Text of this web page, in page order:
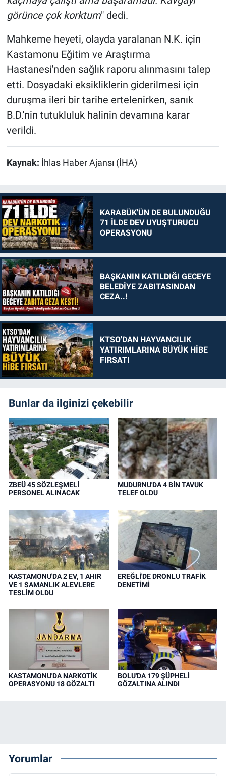
görünce çok korktum" dedi.
Mahkeme heyeti, olayda yaralanan N.K. için
Kastamonu Eğitim ve Araştırma
Hastanesi'nden sağlık raporu alınmasını talep
etti. Dosyadaki eksikliklerin giderilmesi için
duruşma ileri bir tarihe ertelenirken, sanık
B.D.'nin tutukluluk halinin devamına karar
verildi.
Kaynak: İhlas Haber Ajansı (İHA)
KARABÜK'ÜN DE BULUNDUĞU
71 İLDE DEV UYUŞTURUCU
OPERASYONU
BAŞKANIN KATILDIĞI GECEYE
BELEDİYE ZABITASINDAN
CEZA..!
KTSO'DAN HAYVANCILIK
YATIRIMLARINA BÜYÜK HİBE
FIRSATI
Bunlar da ilginizi çekebilir
ZBEÜ 45 SÖZLEŞMELİ
PERSONEL ALINACAK
MUDURNU'DA 4 BİN TAVUK
TELEF OLDU
KASTAMONU'DA 2 EV, 1 AHIR
VE 1 SAMANLIK ALEVLERE
TESLİM OLDU
EREĞLİ'DE DRONLU TRAFİK
DENETİMİ
KASTAMONU'DA NARKOTİK
OPERASYONU 18 GÖZALTI
BOLU'DA 179 ŞÜPHELİ
GÖZALTINA ALINDI
Yorumlar